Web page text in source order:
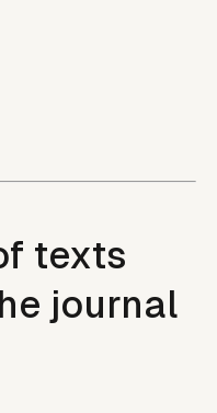
texts
journal